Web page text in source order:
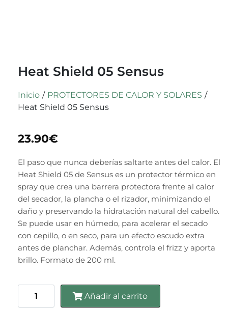
Heat Shield 05 Sensus
Inicio / PROTECTORES DE CALOR Y SOLARES /
Heat Shield 05 Sensus
23.90€
El paso que nunca deberías saltarte antes del calor. El
Heat Shield 05 de Sensus es un protector térmico en
spray que crea una barrera protectora frente al calor
del secador, la plancha o el rizador, minimizando el
daño y preservando la hidratación natural del cabello.
Se puede usar en húmedo, para acelerar el secado
con cepillo, o en seco, para un efecto escudo extra
antes de planchar. Además, controla el frizz y aporta
brillo. Formato de 200 ml.
Añadir al carrito